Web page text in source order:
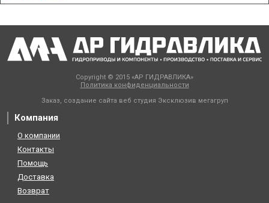
Copyright © 2015 «АР ГИДРАВЛИКА»
Политика конфиденциальности
Заказ, создание сайта веб студия Эксклюзив мегагруп
Компания
О компании
Контакты
Помощь
Доставка
Возврат